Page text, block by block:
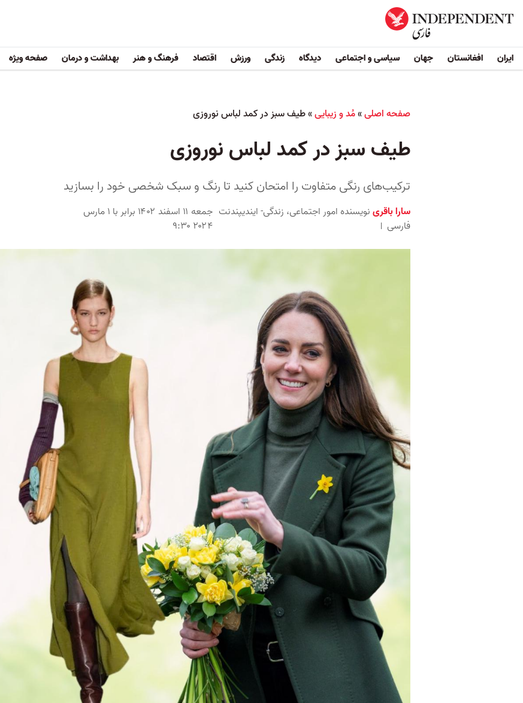
ایران افغانستان جهان سیاسی و اجتماعی دیدگاه زندگی ورزش اقتصاد فرهنگ و هنر بهداشت و درمان صفحه ویژه
صفحه اصلی»مُد و زیبایی»طیف سبز در کمد لباس نوروزی
طیف سبز در کمد لباس نوروزی
ترکیب‌های رنگی متفاوت را امتحان کنید تا رنگ و سبک شخصی خود را بسازید
سارا باقرینویسنده امور اجتماعی، زندگی- ایندیپندنت
فارسی
جمعه ۱۱ اسفند ۱۴۰۲ برابر با ۱ مارس
۲۰۲۴ ۹:۳۰